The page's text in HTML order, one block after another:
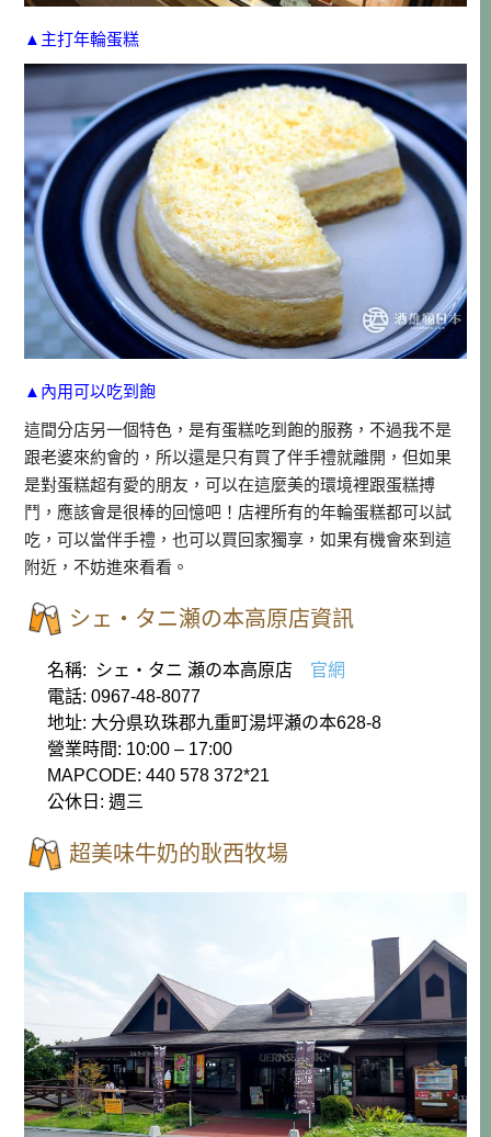
▲主打年輪蛋糕
▲內用可以吃到飽
這間分店另一個特色，是有蛋糕吃到飽的服務，不過我不是
跟老婆來約會的，所以還是只有買了伴手禮就離開，但如果
是對蛋糕超有愛的朋友，可以在這麼美的環境裡跟蛋糕搏
鬥，應該會是很棒的回憶吧！店裡所有的年輪蛋糕都可以試
吃，可以當伴手禮，也可以買回家獨享，如果有機會來到這
附近，不妨進來看看。
シェ・タニ瀬の本高原店資訊
名稱: シェ・タニ 瀬の本高原店 官網
電話: 0967-48-8077
地址: 大分県玖珠郡九重町湯坪瀬の本628-8
營業時間: 10:00 – 17:00
MAPCODE: 440 578 372*21
公休日: 週三
超美味牛奶的耿西牧場